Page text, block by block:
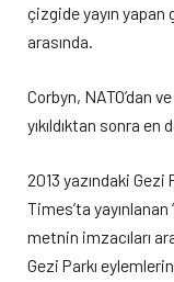
çizgide yayın yapan
arasında.
Corbyn, NATO’dan
yıkıldıktan sonra en
2013 yazındaki Gezi
Times’ta yayınlanan
metnin imzacıları
Gezi Parkı